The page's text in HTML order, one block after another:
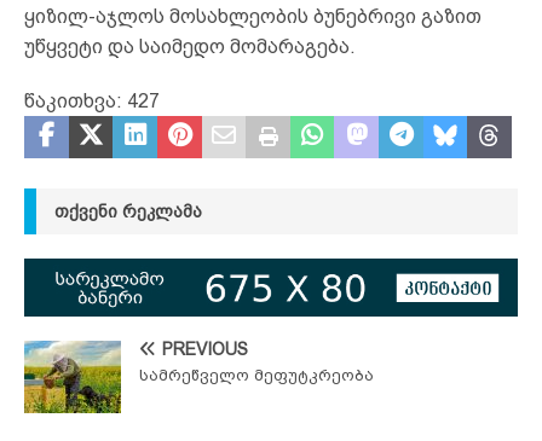
ყიზილ-აჯლოს მოსახლეობის ბუნებრივი გაზით
უწყვეტი და საიმედო მომარაგება.
წაკითხვა: 427
ᲗᲥᲕᲔᲜᲘ ᲠᲔᲙᲚᲐᲛᲐ
PREVIOUS
სამრეწველო მეფუტკრეობა